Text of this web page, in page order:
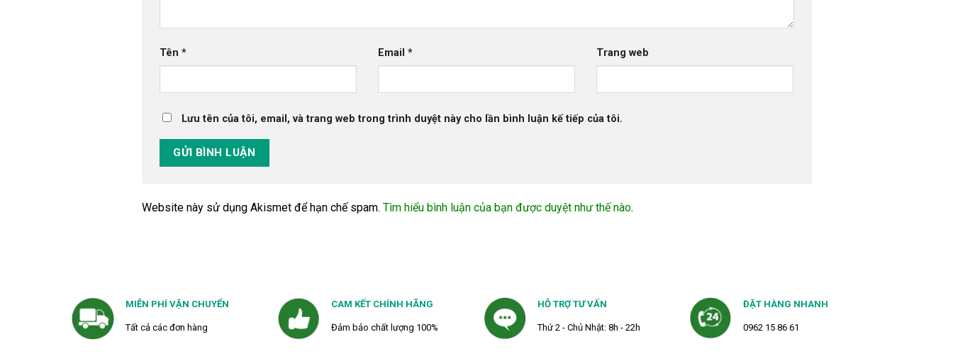
Tên * Email * Trang web
Lưu tên của tôi, email, và trang web trong trình duyệt này cho lần bình luận kế tiếp của tôi.
Website này sử dụng Akismet để hạn chế spam. Tìm hiểu bình luận của bạn được duyệt như thế nào.
MIỄN PHÍ VẬN CHUYỂN
Tất cả các đơn hàng
CAM KẾT CHÍNH HÃNG
Đảm bảo chất lượng 100%
HỖ TRỢ TƯ VẤN
Thứ 2 - Chủ Nhật: 8h - 22h
ĐẶT HÀNG NHANH
0962 15 86 61